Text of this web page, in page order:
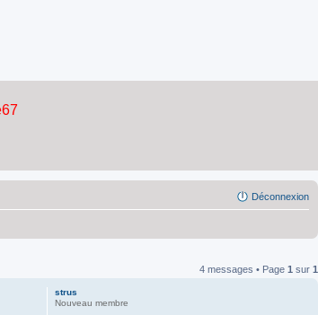
Déconnexion
4 messages • Page 1 sur 1
strus
Nouveau membre